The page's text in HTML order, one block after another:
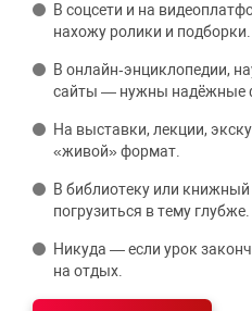
В соцсети и на
нахожу ролики и подборки.
В онлайн‑энциклопедии,
сайты — нужны надёжные
На выставки, лекции,
«живой» формат.
В библиотеку или
погрузиться в тему глубже.
Никуда — если урок
на отдых.